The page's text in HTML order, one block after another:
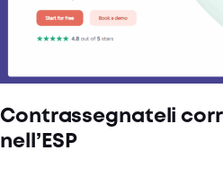
Contrassegnateli
nell’ESP